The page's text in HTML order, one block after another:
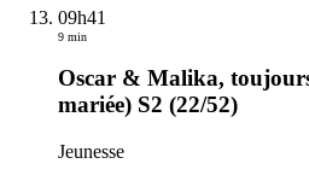
09h41
9 min
Oscar & Malika,
mariée) S2 (22/52)
Jeunesse